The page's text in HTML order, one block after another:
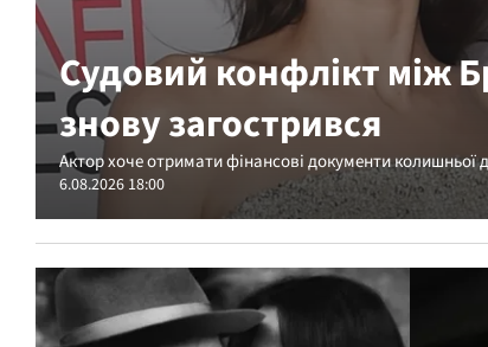
Судовий конфлікт між
знову загострився
Актор хоче отримати фінансові документи колишньої
6.08.2026 18:00